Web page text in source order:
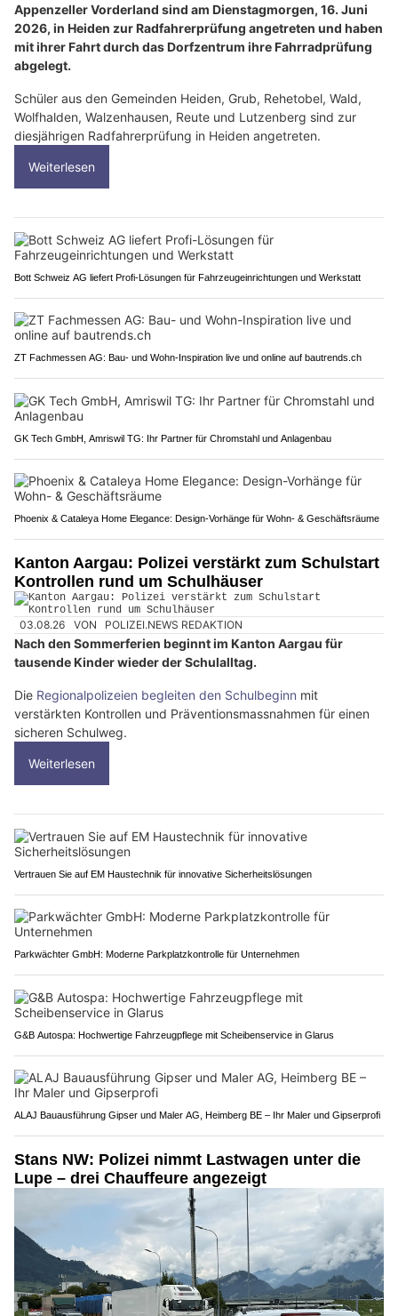
Appenzeller Vorderland sind am Dienstagmorgen, 16. Juni
2026, in Heiden zur Radfahrerprüfung angetreten und haben
mit ihrer Fahrt durch das Dorfzentrum ihre Fahrradprüfung
abgelegt.
Schüler aus den Gemeinden Heiden, Grub, Rehetobel, Wald,
Wolfhalden, Walzenhausen, Reute und Lutzenberg sind zur
diesjährigen Radfahrerprüfung in Heiden angetreten.
Weiterlesen
Bott Schweiz AG liefert Profi-Lösungen für Fahrzeugeinrichtungen und Werkstatt
ZT Fachmessen AG: Bau- und Wohn-Inspiration live und online auf bautrends.ch
GK Tech GmbH, Amriswil TG: Ihr Partner für Chromstahl und Anlagenbau
Phoenix & Cataleya Home Elegance: Design-Vorhänge für Wohn- & Geschäftsräume
Kanton Aargau: Polizei verstärkt zum Schulstart
Kontrollen rund um Schulhäuser
03.08.26 VON POLIZEI.NEWS REDAKTION
Nach den Sommerferien beginnt im Kanton Aargau für
tausende Kinder wieder der Schulalltag.
Die Regionalpolizeien begleiten den Schulbeginn mit
verstärkten Kontrollen und Präventionsmassnahmen für einen
sicheren Schulweg.
Weiterlesen
Vertrauen Sie auf EM Haustechnik für innovative Sicherheitslösungen
Parkwächter GmbH: Moderne Parkplatzkontrolle für Unternehmen
G&B Autospa: Hochwertige Fahrzeugpflege mit Scheibenservice in Glarus
ALAJ Bauausführung Gipser und Maler AG, Heimberg BE – Ihr Maler und Gipserprofi
Stans NW: Polizei nimmt Lastwagen unter die
Lupe – drei Chauffeure angezeigt